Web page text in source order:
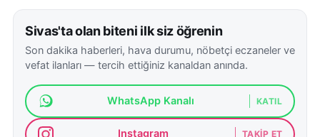
Sivas'ta olan biteni ilk siz öğrenin
Son dakika haberleri, hava durumu, nöbetçi eczaneler ve
vefat ilanları — tercih ettiğiniz kanaldan anında.
WhatsApp Kanalı KATIL
Instagram TAKIP ET